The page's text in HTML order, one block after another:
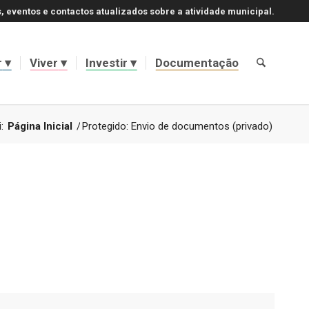
eventos e contactos atualizados sobre a atividade municipal.
Viver Investir Documentação
Página Inicial /Protegido: Envio de documentos (privado)